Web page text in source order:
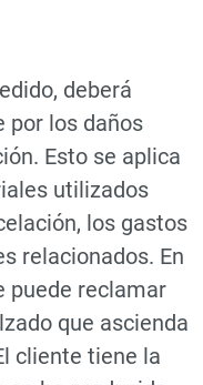
deberá
por los daños
Esto se aplica
utilizados
los gastos
relacionados. En
puede reclamar
que ascienda
cliente tiene la